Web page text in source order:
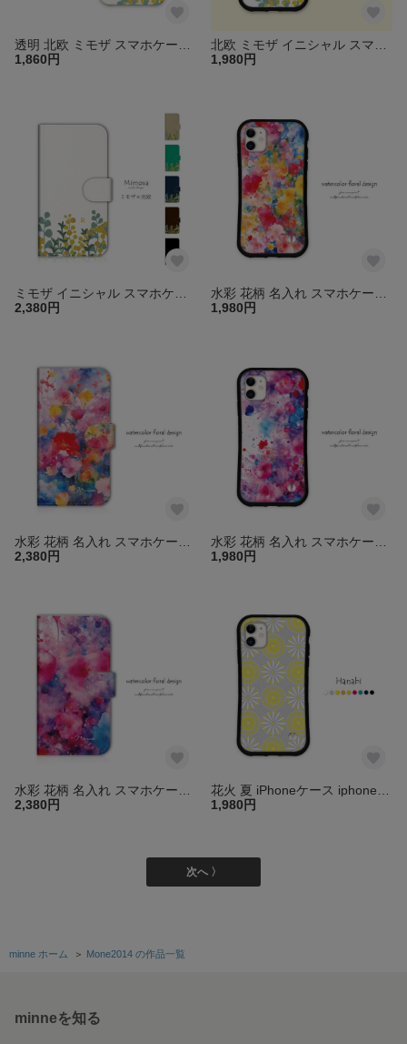
1,860円
1,980円
2,380円
1,980円
2,380円
1,980円
2,380円
1,980円
次へ 〉
minne ホーム ＞ Mone2014 の作品一覧
minneを知る